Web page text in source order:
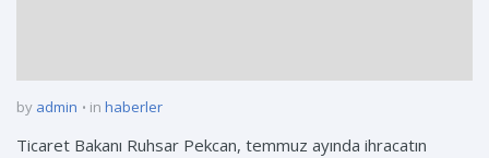
by admin in haberler
Ticaret Bakanı Ruhsar Pekcan, temmuz ayında ihracatın